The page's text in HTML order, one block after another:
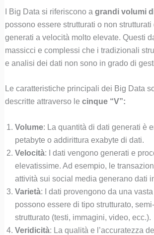
I Big Data si riferiscono a grandi volumi
possono essere strutturati o non
generati a velocità molto elevate. Questi
massicci e complessi che i tradizionali
e analisi dei dati non sono in grado di
Le caratteristiche principali dei Big Data
descritte attraverso le cinque “V”:
Volume: La quantità di dati generati è
petabyte o addirittura exabyte di dati.
Velocità: I dati vengono generati e
elevatissime. Ad esempio, le
attività sui social media generano dati
Varietà: I dati provengono da una
possono essere di tipo strutturato,
strutturato (testi, immagini, video, ecc.).
Veridicità: La qualità e l’accuratezza